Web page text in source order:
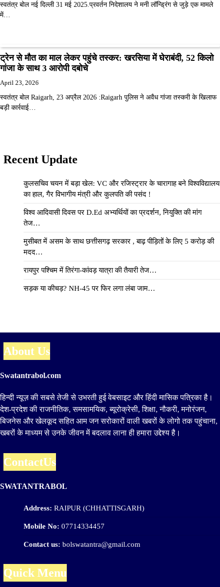
स्वतंत्र बोल नई दिल्ली 31 मई 2025.प्रवर्तन निदेशालय ने मनी लॉन्ड्रिंग से जुड़े एक मामले
में…
ट्रेन से मौत का माल लेकर पहुंचे तस्कर: खरसिया में घेराबंदी, 52 किलो
गांजा के साथ 3 आरोपी दबोचे
April 23, 2026
स्वतंत्र बोल Raigarh, 23 अप्रैल 2026 :Raigarh पुलिस ने अवैध गांजा तस्करी के खिलाफ
बड़ी कार्रवाई…
Recent Update
कुलसचिव चयन में बड़ा खेल: VC और रजिस्ट्रार के चारागाह बने विश्वविद्यालय
का हाल, गैर विभागीय मंत्री और कुलपति की पसंद !
विश्व आदिवासी दिवस पर D.Ed अभ्यर्थियों का प्रदर्शन, नियुक्ति की मांग
तेज…
मुसीबत में असम के साथ छत्तीसगढ़ सरकार , बाढ़ पीड़ितों के लिए 5 करोड़ की
मदद…
रायपुर पश्चिम में तिरंगा-कांवड़ यात्रा की तैयारी तेज…
सड़क या कीचड़? NH-45 पर फिर लगा लंबा जाम…
About Us
Swatantrabol.com
हिन्दी न्यूज़ की सबसे तेजी से उभरती हुई वेबसाइट और हिंदी मासिक पत्रिका है।
देश-प्रदेश की राजनीतिक, समसामयिक, ब्यूरोक्रेसी, शिक्षा, नौकरी, मनोरंजन,
बिजनेस और खेलकूद सहित आम जन सरोकारों वाली खबरों के लोगो तक पहुंचाना,
खबरों के माध्यम से उनके जीवन में बदलाव लाना ही हमारा उद्देश्य है।
ContactUs
SWATANTRABOL
Address: RAIPUR (CHHATTISGARH)
Mobile No: 07714334457
Contact us: bolswatantra@gmail.com
Quick Menu